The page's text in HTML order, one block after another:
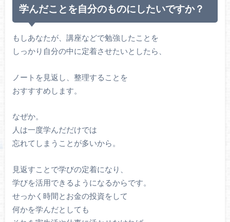
学んだことを自分のものにしたいですか？
もしあなたが、講座などで勉強したことを
しっかり自分の中に定着させたいとしたら、
ノートを見返し、整理することを
おすすすめします。
なぜか。
人は一度学んだだけでは
忘れてしまうことが多いから。
見返すことで学びの定着になり、
学びを活用できるようになるからです。
せっかく時間とお金の投資をして
何かを学んだとしても